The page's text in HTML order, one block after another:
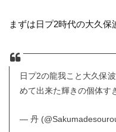
まずは日プ2時代の大久保
日プ2の龍我こと大久保
めて出来た輝きの個体す
— 丹